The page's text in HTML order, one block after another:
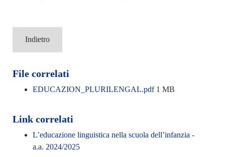
Indietro
File correlati
EDUCAZION_PLURILENGAL.pdf 1 MB
Link correlati
L’educazione linguistica nella scuola dell’infanzia -
a.a. 2024/2025